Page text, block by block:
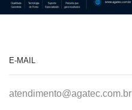
E-MAIL
atendimento@agatec.com.br